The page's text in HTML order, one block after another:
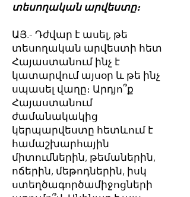
տեսողական արվեստը։
ԱՅ.- Դժվար է ասել, թե
տեսողական արվեստի հետ
Հայաստանում ինչ է
կատարվում այսօր և թե ինչ
սպասել վաղը։ Արդյո՞ք
Հայաստանում
ժամանակակից
կերպարվեստը հետևում է
համաշխարհային
միտումներին, թեմաներին,
ոճերին, մեթոդներին, իսկ
ստեղծագործամիջոցների